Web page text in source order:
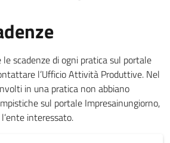
scadenze di ogni pratica sul portale
l’Ufficio Attività Produttive. Nel
in una pratica non abbiano
sul portale Impresainungiorno,
interessato.